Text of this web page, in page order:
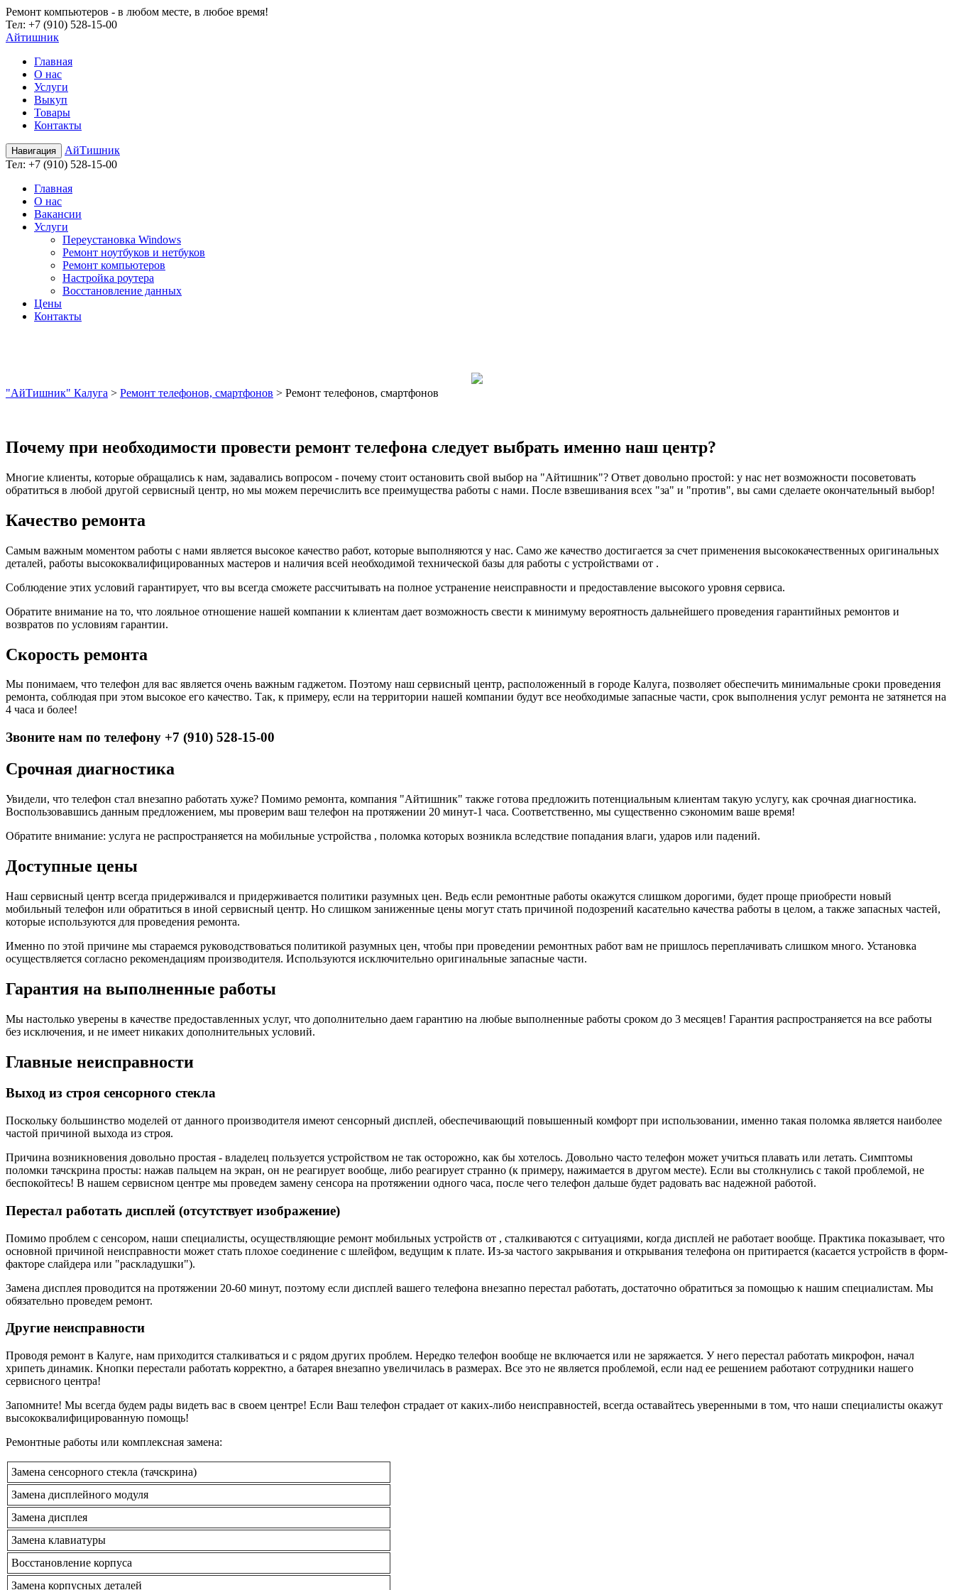
Ремонт компьютеров - в любом месте, в любое время!
Teл: +7 (910) 528-15-00
Айтишник
Главная
О нас
Услуги
Выкуп
Товары
Контакты
Навигация
АйТишник
Teл: +7 (910) 528-15-00
Главная
О нас
Вакансии
Услуги
Переустановка Windows
Ремонт ноутбуков и нетбуков
Ремонт компьютеров
Настройка роутера
Восстановление данных
Цены
Контакты
"АйТишник" Калуга > Ремонт телефонов, смартфонов > Ремонт телефонов, смартфонов
Почему при необходимости провести ремонт телефона следует выбрать именно наш центр?
Многие клиенты, которые обращались к нам, задавались вопросом - почему стоит остановить свой выбор на "Айтишник"? Ответ довольно простой: у нас нет возможности посоветовать
обратиться в любой другой сервисный центр, но мы можем перечислить все преимущества работы с нами. После взвешивания всех "за" и "против", вы сами сделаете окончательный выбор!
Качество ремонта
Самым важным моментом работы с нами является высокое качество работ, которые выполняются у нас. Само же качество достигается за счет применения высококачественных оригинальных
деталей, работы высококвалифицированных мастеров и наличия всей необходимой технической базы для работы с устройствами от .
Соблюдение этих условий гарантирует, что вы всегда сможете рассчитывать на полное устранение неисправности и предоставление высокого уровня сервиса.
Обратите внимание на то, что лояльное отношение нашей компании к клиентам дает возможность свести к минимуму вероятность дальнейшего проведения гарантийных ремонтов и
возвратов по условиям гарантии.
Скорость ремонта
Мы понимаем, что телефон для вас является очень важным гаджетом. Поэтому наш сервисный центр, расположенный в городе Калуга, позволяет обеспечить минимальные сроки проведения
ремонта, соблюдая при этом высокое его качество. Так, к примеру, если на территории нашей компании будут все необходимые запасные части, срок выполнения услуг ремонта не затянется на
4 часа и более!
Звоните нам по телефону +7 (910) 528-15-00
Срочная диагностика
Увидели, что телефон стал внезапно работать хуже? Помимо ремонта, компания "Айтишник" также готова предложить потенциальным клиентам такую услугу, как срочная диагностика.
Воспользовавшись данным предложением, мы проверим ваш телефон на протяжении 20 минут-1 часа. Соответственно, мы существенно сэкономим ваше время!
Обратите внимание: услуга не распространяется на мобильные устройства , поломка которых возникла вследствие попадания влаги, ударов или падений.
Доступные цены
Наш сервисный центр всегда придерживался и придерживается политики разумных цен. Ведь если ремонтные работы окажутся слишком дорогими, будет проще приобрести новый
мобильный телефон или обратиться в иной сервисный центр. Но слишком заниженные цены могут стать причиной подозрений касательно качества работы в целом, а также запасных частей,
которые используются для проведения ремонта.
Именно по этой причине мы стараемся руководствоваться политикой разумных цен, чтобы при проведении ремонтных работ вам не пришлось переплачивать слишком много. Установка
осуществляется согласно рекомендациям производителя. Используются исключительно оригинальные запасные части.
Гарантия на выполненные работы
Мы настолько уверены в качестве предоставленных услуг, что дополнительно даем гарантию на любые выполненные работы сроком до 3 месяцев! Гарантия распространяется на все работы
без исключения, и не имеет никаких дополнительных условий.
Главные неисправности
Выход из строя сенсорного стекла
Поскольку большинство моделей от данного производителя имеют сенсорный дисплей, обеспечивающий повышенный комфорт при использовании, именно такая поломка является наиболее
частой причиной выхода из строя.
Причина возникновения довольно простая - владелец пользуется устройством не так осторожно, как бы хотелось. Довольно часто телефон может учиться плавать или летать. Симптомы
поломки тачскрина просты: нажав пальцем на экран, он не реагирует вообще, либо реагирует странно (к примеру, нажимается в другом месте). Если вы столкнулись с такой проблемой, не
беспокойтесь! В нашем сервисном центре мы проведем замену сенсора на протяжении одного часа, после чего телефон дальше будет радовать вас надежной работой.
Перестал работать дисплей (отсутствует изображение)
Помимо проблем с сенсором, наши специалисты, осуществляющие ремонт мобильных устройств от , сталкиваются с ситуациями, когда дисплей не работает вообще. Практика показывает, что
основной причиной неисправности может стать плохое соединение с шлейфом, ведущим к плате. Из-за частого закрывания и открывания телефона он притирается (касается устройств в форм-
факторе слайдера или "раскладушки").
Замена дисплея проводится на протяжении 20-60 минут, поэтому если дисплей вашего телефона внезапно перестал работать, достаточно обратиться за помощью к нашим специалистам. Мы
обязательно проведем ремонт.
Другие неисправности
Проводя ремонт в Калуге, нам приходится сталкиваться и с рядом других проблем. Нередко телефон вообще не включается или не заряжается. У него перестал работать микрофон, начал
хрипеть динамик. Кнопки перестали работать корректно, а батарея внезапно увеличилась в размерах. Все это не является проблемой, если над ее решением работают сотрудники нашего
сервисного центра!
Запомните! Мы всегда будем рады видеть вас в своем центре! Если Ваш телефон страдает от каких-либо неисправностей, всегда оставайтесь уверенными в том, что наши специалисты окажут
высококвалифицированную помощь!
Ремонтные работы или комплексная замена:
Замена сенсорного стекла (тачскрина)
Замена дисплейного модуля
Замена дисплея
Замена клавиатуры
Восстановление корпуса
Замена корпусных деталей